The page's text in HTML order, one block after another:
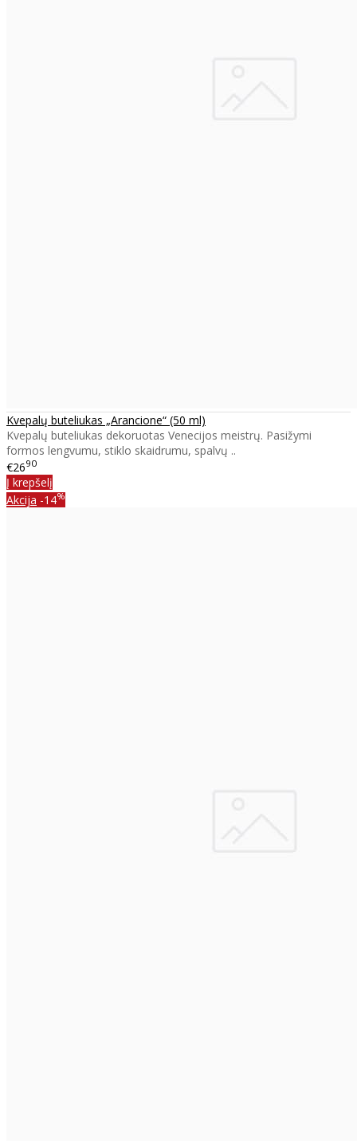
Kvepalų buteliukas „Arancione“ (50 ml)
Kvepalų buteliukas dekoruotas Venecijos meistrų. Pasižymi
formos lengvumu, stiklo skaidrumu, spalvų ..
€2690
Į krepšelį
Akcija -14%